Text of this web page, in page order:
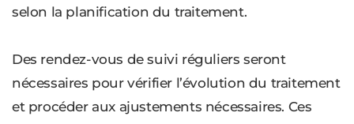
selon la planification du traitement.
Des rendez-vous de suivi réguliers seront
nécessaires pour vérifier l’évolution du traitement
et procéder aux ajustements nécessaires. Ces